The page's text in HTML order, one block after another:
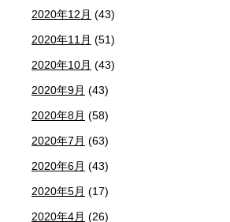
2020年12月 (43)
2020年11月 (51)
2020年10月 (43)
2020年9月 (43)
2020年8月 (58)
2020年7月 (63)
2020年6月 (43)
2020年5月 (17)
2020年4月 (26)